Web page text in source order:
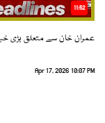
11:52
عمران خان سے متعلق بڑی
Apr 17, 2026 10:07 PM